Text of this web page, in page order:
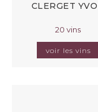
CLERGET
20 vins
voir les vins